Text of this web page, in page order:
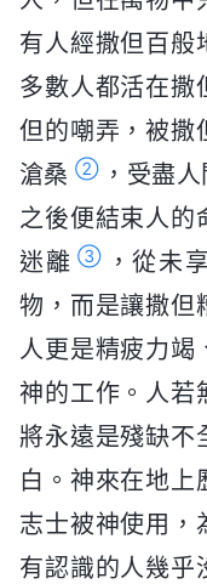
有人經撒但百般
多數人都活在撒
但的嘲弄，被撒
滄桑 ②
，受盡
之後便結束人的
迷離 ③
，從未
物，而是讓撒但
人更是精疲力竭
神的工作。人若
將永遠是殘缺不
白。神來在地上
志士被神使用，
有認識的人幾乎